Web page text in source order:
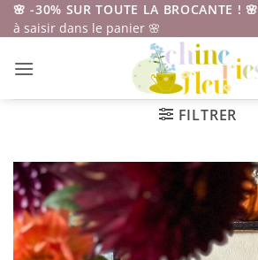
Passer
au
🌸 -30% SUR TOUTE LA BROCANTE ! 🌸
à saisir dans le panier 🌸
FILTRER